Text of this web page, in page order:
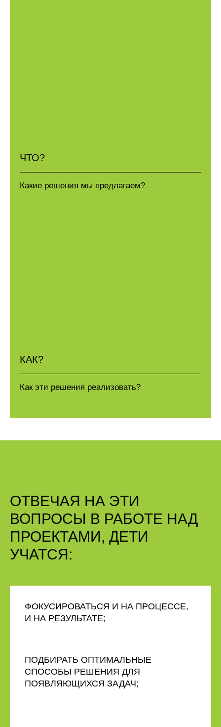
ЧТО?
Какие решения мы предлагаем?
КАК?
Как эти решения реализовать?
ОТВЕЧАЯ НА ЭТИ
ВОПРОСЫ В РАБОТЕ НАД
ПРОЕКТАМИ, ДЕТИ
УЧАТСЯ:
ФОКУСИРОВАТЬСЯ И НА ПРОЦЕССЕ,
И НА РЕЗУЛЬТАТЕ;
ПОДБИРАТЬ ОПТИМАЛЬНЫЕ
СПОСОБЫ РЕШЕНИЯ ДЛЯ
ПОЯВЛЯЮЩИХСЯ ЗАДАЧ;